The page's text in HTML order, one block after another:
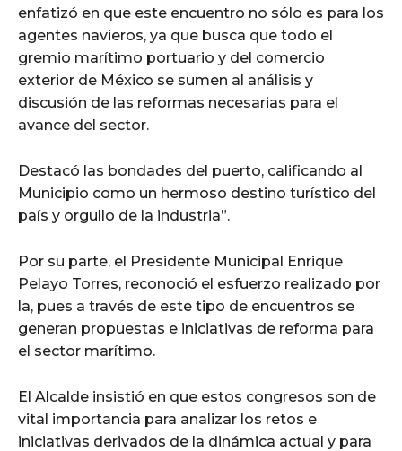
enfatizó en que este encuentro no sólo es para los
agentes navieros, ya que busca que todo el
gremio marítimo portuario y del comercio
exterior de México se sumen al análisis y
discusión de las reformas necesarias para el
avance del sector.
Destacó las bondades del puerto, calificando al
Municipio como un hermoso destino turístico del
país y orgullo de la industria”.
Por su parte, el Presidente Municipal Enrique
Pelayo Torres, reconoció el esfuerzo realizado por
la, pues a través de este tipo de encuentros se
generan propuestas e iniciativas de reforma para
el sector marítimo.
El Alcalde insistió en que estos congresos son de
vital importancia para analizar los retos e
iniciativas derivados de la dinámica actual y para